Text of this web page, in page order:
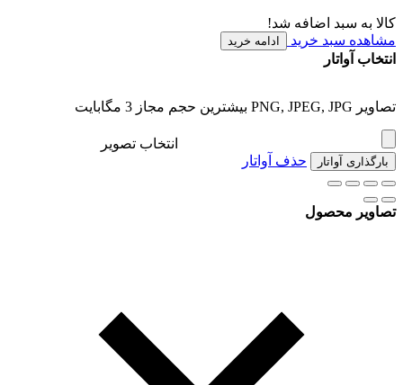
کالا به سبد اضافه شد!
مشاهده سبد خرید
ادامه خرید
انتخاب آواتار
تصاویر PNG, JPEG, JPG بیشترین حجم مجاز 3 مگابایت
انتخاب تصویر
بارگذاری آواتار حذف آواتار
تصاویر محصول